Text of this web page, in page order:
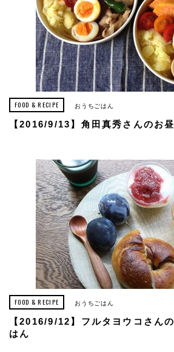
FOOD & RECIPE おうちごはん
【2016/9/13】角田真秀さんのお
FOOD & RECIPE おうちごはん
【2016/9/12】フルタヨウコさん
はん